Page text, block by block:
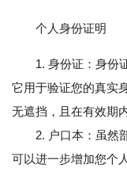
个人身份证明
1. 身份证：身份
它用于验证您的真实
无遮挡，且在有效期内
2. 户口本：虽然部
可以进一步增加您个